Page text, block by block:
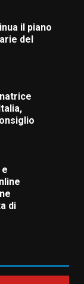
e
di
e la prima
di